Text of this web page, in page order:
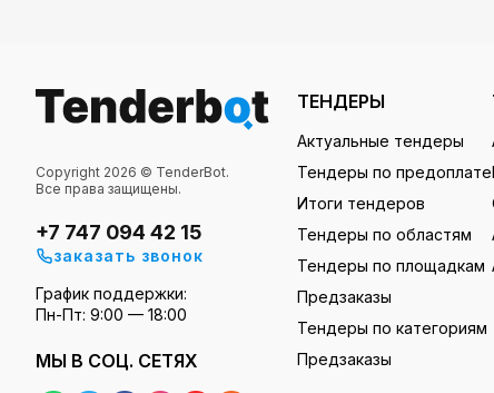
Copyright 2026 © TenderBot.
Все права защищены.
+7 747 094 42 15
заказать звонок
График поддержки:
Пн-Пт: 9:00 — 18:00
МЫ В СОЦ. СЕТЯХ
ТЕНДЕРЫ
Актуальные тендеры
Тендеры по предоплате
Итоги тендеров
Тендеры по областям
Тендеры по площадкам
Предзаказы
Тендеры по категориям
Предзаказы